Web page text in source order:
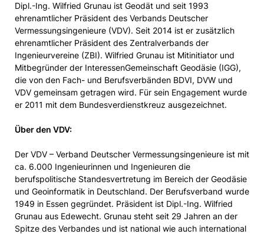
Dipl.-Ing. Wilfried Grunau ist Geodät und seit 1993
ehrenamtlicher Präsident des Verbands Deutscher
Vermessungsingenieure (VDV). Seit 2014 ist er zusätzlich
ehrenamtlicher Präsident des Zentralverbands der
Ingenieurvereine (ZBI). Wilfried Grunau ist Mitinitiator und
Mitbegründer der InteressenGemeinschaft Geodäsie (IGG),
die von den Fach- und Berufsverbänden BDVI, DVW und
VDV gemeinsam getragen wird. Für sein Engagement wurde
er 2011 mit dem Bundesverdienstkreuz ausgezeichnet.
Über den VDV:
Der VDV – Verband Deutscher Vermessungsingenieure ist mit
ca. 6.000 Ingenieurinnen und Ingenieuren die
berufspolitische Standesvertretung im Bereich der Geodäsie
und Geoinformatik in Deutschland. Der Berufsverband wurde
1949 in Essen gegründet. Präsident ist Dipl.-Ing. Wilfried
Grunau aus Edewecht. Grunau steht seit 29 Jahren an der
Spitze des Verbandes und ist national wie auch international